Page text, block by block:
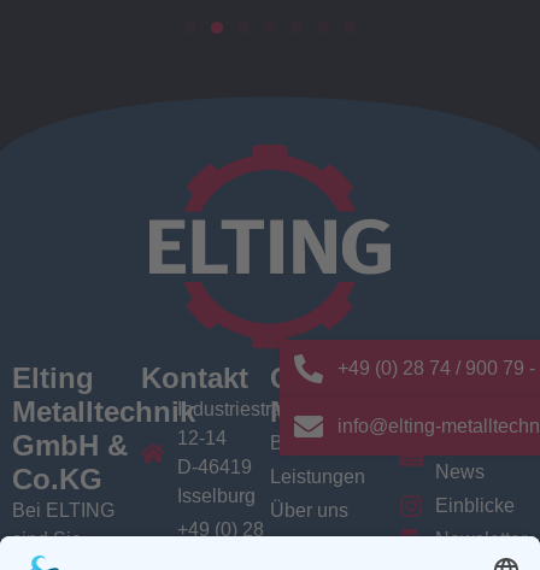
Elting
Metalltechnik
GmbH &
Co.KG
Bei ELTING
sind Sie
Kontakt
Industriestrasse
12-14
D-46419
Isselburg
+49 (0) 28
Quick
Menü
Branchen
Leistungen
Über uns
News/
Aktuelles
News
Einblicke
Newsletter
+49 (0) 28 74 / 900 79 -
info@elting-